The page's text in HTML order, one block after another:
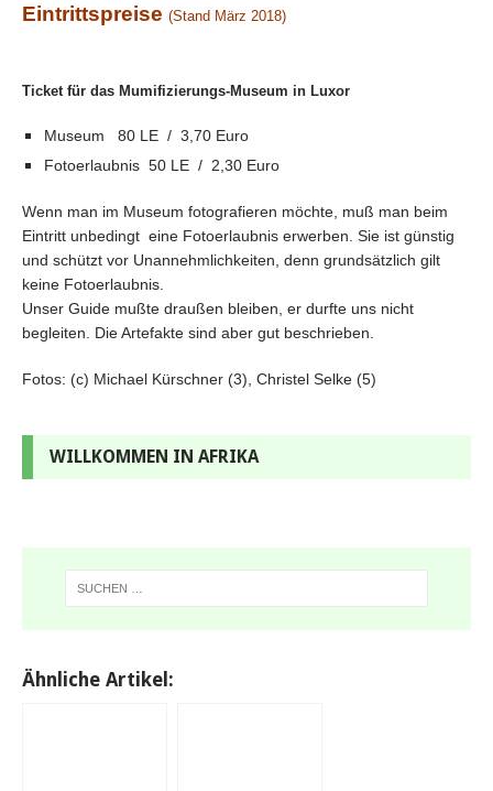
Eintrittspreise (Stand März 2018)
Ticket für das Mumifizierungs-Museum in Luxor
Museum 80 LE / 3,70 Euro
Fotoerlaubnis 50 LE / 2,30 Euro
Wenn man im Museum fotografieren möchte, muß man beim
Eintritt unbedingt eine Fotoerlaubnis erwerben. Sie ist günstig
und schützt vor Unannehmlichkeiten, denn grundsätzlich gilt
keine Fotoerlaubnis.
Unser Guide mußte draußen bleiben, er durfte uns nicht
begleiten. Die Artefakte sind aber gut beschrieben.
Fotos: (c) Michael Kürschner (3), Christel Selke (5)
WILLKOMMEN IN AFRIKA
Ähnliche Artikel: